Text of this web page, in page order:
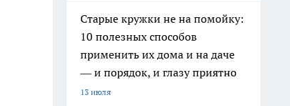
Старые кружки не на помойку:
10 полезных способов
применить их дома и на даче
— и порядок, и глазу приятно
13 июля